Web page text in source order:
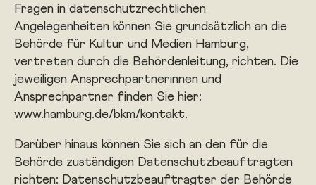
Fragen in datenschutzrechtlichen
Angelegenheiten können Sie grundsätzlich an die
Behörde für Kultur und Medien Hamburg,
vertreten durch die Behördenleitung, richten. Die
jeweiligen Ansprechpartnerinnen und
Ansprechpartner finden Sie hier:
www.hamburg.de/bkm/kontakt.
Darüber hinaus können Sie sich an den für die
Behörde zuständigen Datenschutzbeauftragten
richten: Datenschutzbeauftragter der Behörde